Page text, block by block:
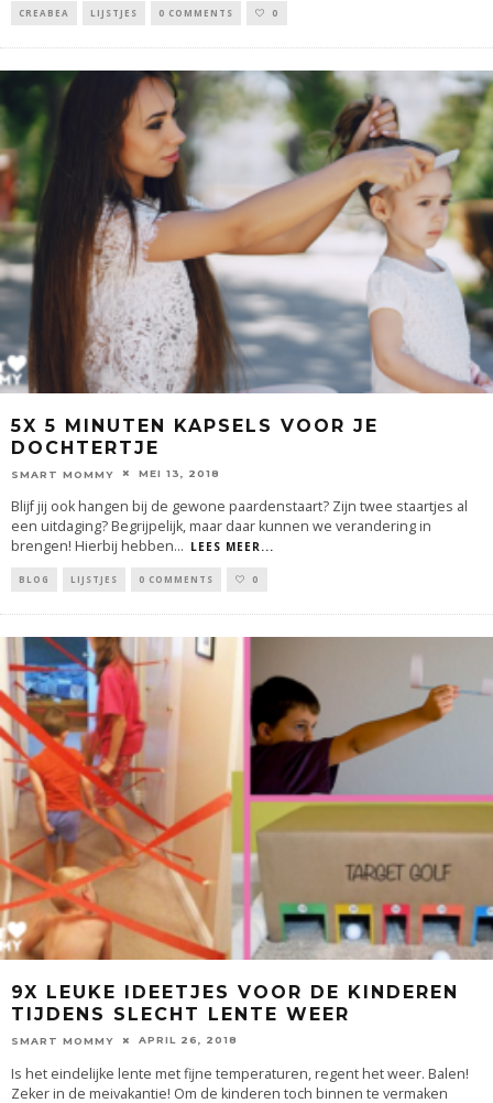
CREABEA LIJSTJES 0 COMMENTS 0
5X 5 MINUTEN KAPSELS VOOR JE
DOCHTERTJE
SMART MOMMY MEI 13, 2018
Blijf jij ook hangen bij de gewone paardenstaart? Zijn twee staartjes al
een uitdaging? Begrijpelijk, maar daar kunnen we verandering in
brengen! Hierbij hebben... LEES MEER...
BLOG LIJSTJES 0 COMMENTS 0
9X LEUKE IDEETJES VOOR DE KINDEREN
TIJDENS SLECHT LENTE WEER
SMART MOMMY APRIL 26, 2018
Is het eindelijke lente met fijne temperaturen, regent het weer. Balen!
Zeker in de meivakantie! Om de kinderen toch binnen te vermaken